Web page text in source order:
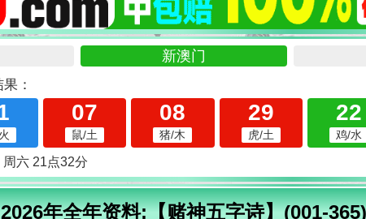
2026年全年资料:【赌神五字诗】(001-365)